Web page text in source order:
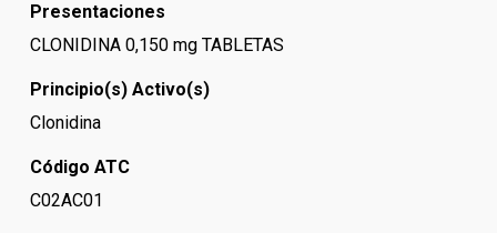
Presentaciones
CLONIDINA 0,150 mg TABLETAS
Principio(s) Activo(s)
Clonidina
Código ATC
C02AC01